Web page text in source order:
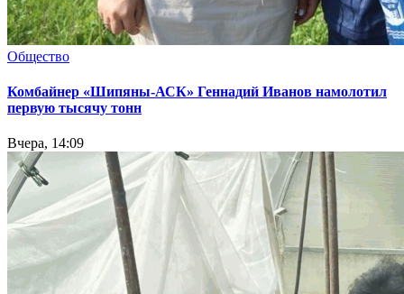
Общество
Комбайнер «Шипяны-АСК» Геннадий Иванов намолотил
первую тысячу тонн
Вчера, 14:09